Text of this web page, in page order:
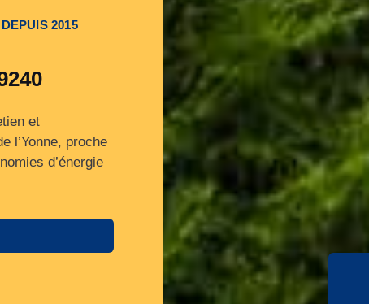
2015
et
l’Yonne, proche
d’énergie